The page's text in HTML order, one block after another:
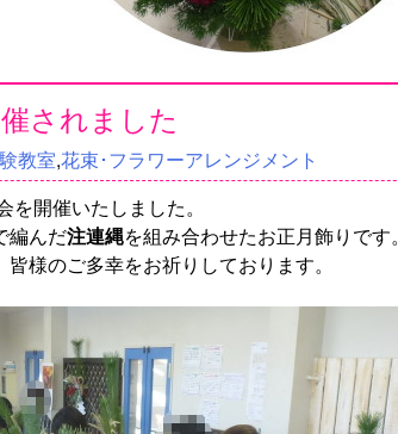
されました
教室,花束･フラワーアレンジメント
を開催いたしました。
編んだ注連縄を組み合わせたお正月飾りです。
様のご多幸をお祈りしております。